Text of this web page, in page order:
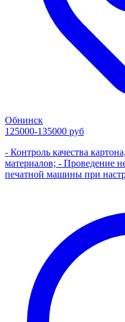
Обнинск
125000-135000 руб
- Контроль качества
материалов; - Проведение
печатной машины при